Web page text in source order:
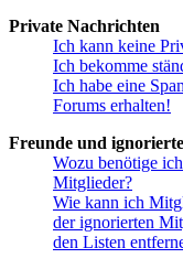
Private Nachrichten
Ich kann keine
Ich bekomme
Ich habe eine
Forums erhalten!
Freunde und
Wozu benötige
Mitglieder?
Wie kann ich
der ignorierten
den Listen